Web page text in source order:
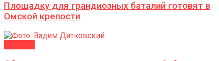
Площадку для грандиозных баталий готовят в
Омской крепости